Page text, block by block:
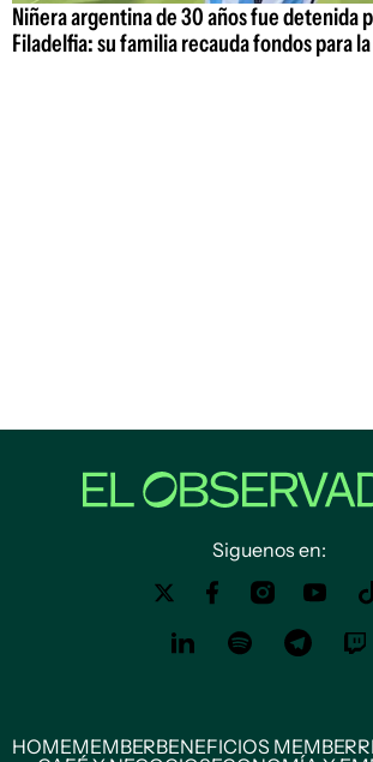
Niñera argentina de 30 años fue detenida
Filadelfia: su familia recauda fondos para
Siguenos en:
HOMEMEMBERBENEFICIOS MEMBER